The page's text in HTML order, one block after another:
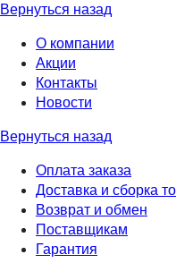
Вернуться назад
О компании
Акции
Контакты
Новости
Вернуться назад
Оплата заказа
Доставка и сборка
Возврат и обмен
Поставщикам
Гарантия